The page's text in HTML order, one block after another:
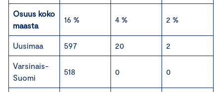
Osuus koko
maasta
16 % 4 % 2 %
Uusimaa 597 20 2
Varsinais-
Suomi
518 0 0